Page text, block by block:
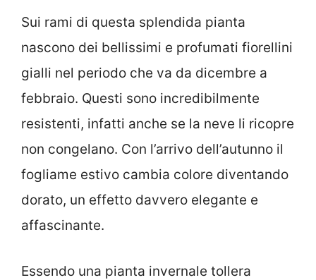
Sui rami di questa splendida pianta
nascono dei bellissimi e profumati fiorellini
gialli nel periodo che va da dicembre a
febbraio. Questi sono incredibilmente
resistenti, infatti anche se la neve li ricopre
non congelano. Con l’arrivo dell’autunno il
fogliame estivo cambia colore diventando
dorato, un effetto davvero elegante e
affascinante.
Essendo una pianta invernale tollera